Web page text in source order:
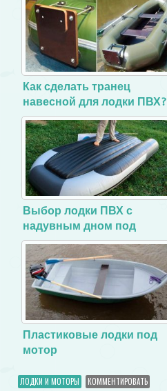
Как сделать транец
навесной для лодки ПВХ?
Выбор лодки ПВХ с
надувным дном под
мотор
Пластиковые лодки под
мотор
ЛОДКИ И МОТОРЫ КОММЕНТИРОВАТЬ